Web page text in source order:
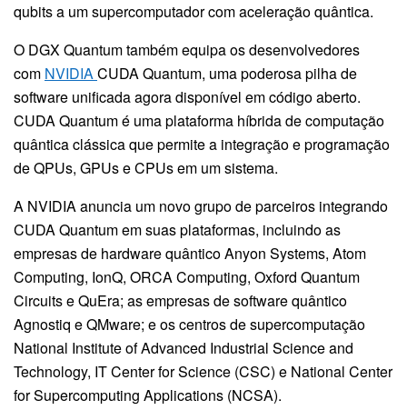
qubits a um supercomputador com aceleração quântica.
O DGX Quantum também equipa os desenvolvedores
com NVIDIACUDA Quantum, uma poderosa pilha de
software unificada agora disponível em código aberto.
CUDA Quantum é uma plataforma híbrida de computação
quântica clássica que permite a integração e programação
de QPUs, GPUs e CPUs em um sistema.
A NVIDIA anuncia um novo grupo de parceiros integrando
CUDA Quantum em suas plataformas, incluindo as
empresas de hardware quântico Anyon Systems, Atom
Computing, IonQ, ORCA Computing, Oxford Quantum
Circuits e QuEra; as empresas de software quântico
Agnostiq e QMware; e os centros de supercomputação
National Institute of Advanced Industrial Science and
Technology, IT Center for Science (CSC) e National Center
for Supercomputing Applications (NCSA).